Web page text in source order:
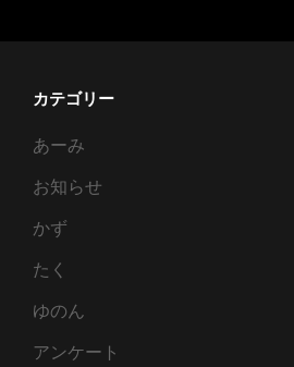
カテゴリー
あーみ
お知らせ
かず
たく
ゆのん
アンケート